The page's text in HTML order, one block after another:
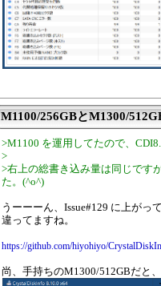
M1100/256GBとM1300/
>M1100 を運用してたので、
>
>右上の総書き込み量は同じです
た。(^o^)
うーーーん、Issue#129 に上がっ
違ってますね。
https://github.com/hiyohiyo/
尚、手持ちのM1300/512GBだと